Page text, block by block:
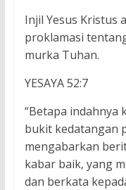
Injil Yesus Kristus
proklamasi
murka Tuhan.
YESAYA 52:7
“Betapa indahnya
bukit kedatangan
mengabarkan
kabar baik, yang
dan berkata